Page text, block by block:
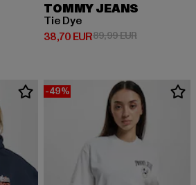
189,99 EUR
TOMMY JEANS
Tie Dye
38,70 EUR
Derzeitiger Preis: 38,70 EUR
89,99 EURAktionspreis:
-49%